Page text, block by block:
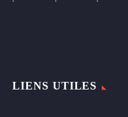
LIENS UTILES